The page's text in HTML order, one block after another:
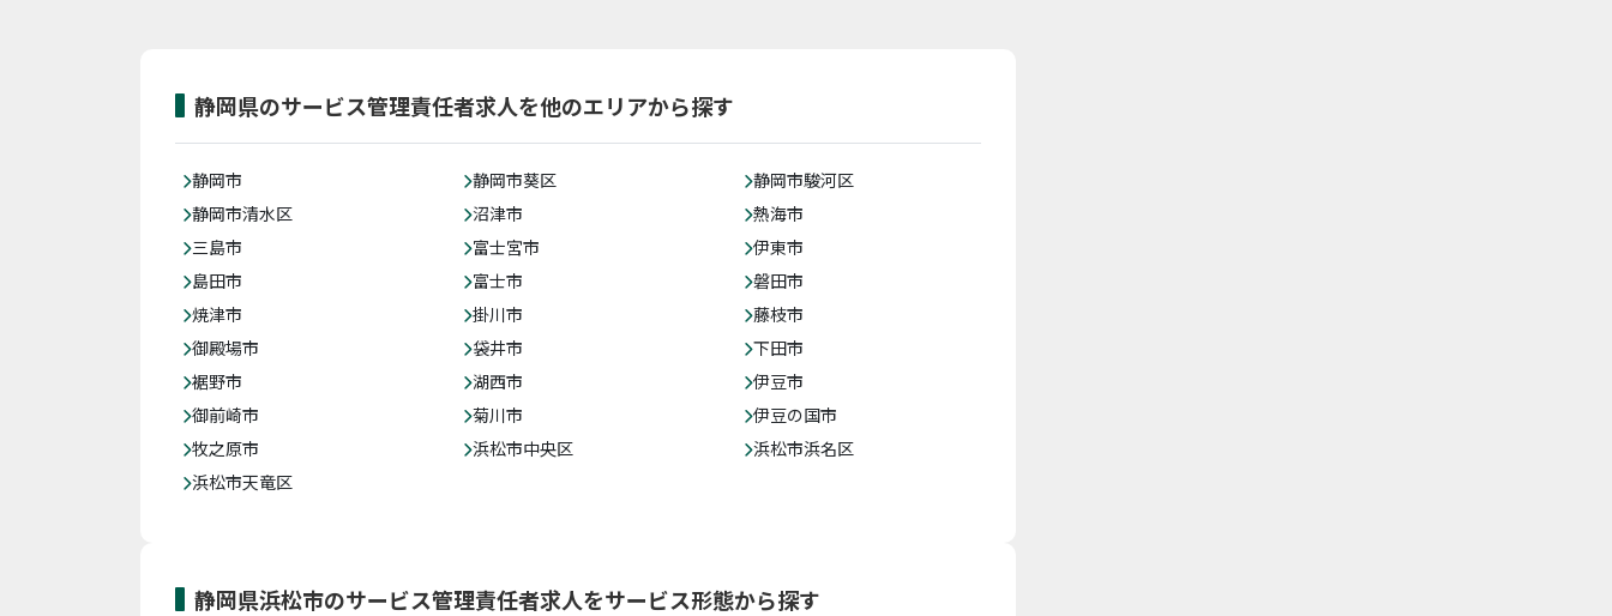
静岡県のサービス管理責任者求人を他のエリアから探す
静岡市 静岡市葵区
静岡市駿河区
静岡市清水区
沼津市
熱海市
三島市
富士宮市
伊東市
島田市
富士市
磐田市
焼津市
掛川市
藤枝市
御殿場市
袋井市
下田市
裾野市
湖西市
伊豆市
御前崎市
菊川市
伊豆の国市
牧之原市
浜松市中央区
浜松市浜名区
浜松市天竜区
静岡県浜松市のサービス管理責任者求人をサービス形態から探す